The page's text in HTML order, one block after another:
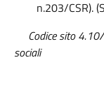
n.203/CSR).
Codice sito
sociali